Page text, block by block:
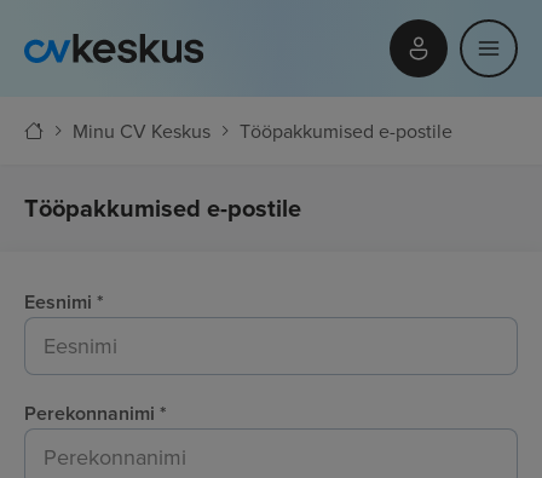
Minu CV Keskus Tööpakkumised e-postile
Tööpakkumised e-postile
Eesnimi *
Perekonnanimi *